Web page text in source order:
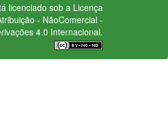
licenciado sob a Licença
- NãoComercial -
4.0 Internacional.